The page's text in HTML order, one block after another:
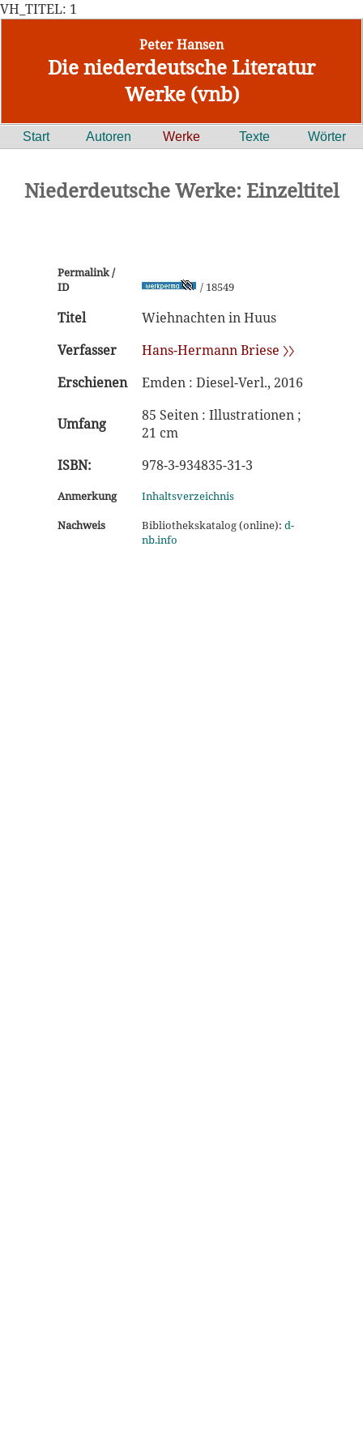
VH_TITEL: 1
Peter Hansen
Die niederdeutsche Literatur
Werke (vnb)
Start Autoren Werke Texte Wörter
Niederdeutsche Werke: Einzeltitel
Permalink /
ID
/ 18549
Titel
Wiehnachten in Huus
Verfasser
Hans-Hermann Briese 〉〉
Erschienen
Emden : Diesel-Verl., 2016
Umfang
85 Seiten : Illustrationen ;
21 cm
ISBN:
978-3-934835-31-3
Anmerkung
Inhaltsverzeichnis
Nachweis
Bibliothekskatalog (online): d-
nb.info